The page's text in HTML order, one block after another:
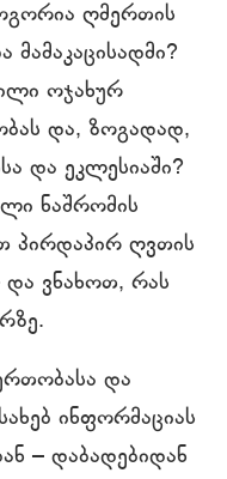
ღმერთის
ოჯახურ
და, ზოგადად,
და ეკლესიაში?
ნაშრომის
პირდაპირ ღვთის
და ვნახოთ, რას
და
ინფორმაციას
– დაბადებიდან